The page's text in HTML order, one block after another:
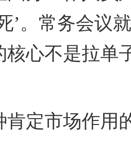
’。常务会议
核心不是拉单
肯定市场作用